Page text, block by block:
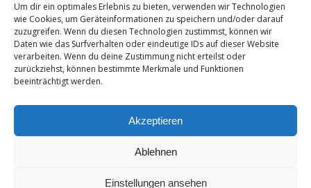
Um dir ein optimales Erlebnis zu bieten, verwenden wir Technologien
wie Cookies, um Geräteinformationen zu speichern und/oder darauf
zuzugreifen. Wenn du diesen Technologien zustimmst, können wir
Daten wie das Surfverhalten oder eindeutige IDs auf dieser Website
verarbeiten. Wenn du deine Zustimmung nicht erteilst oder
zurückziehst, können bestimmte Merkmale und Funktionen
beeinträchtigt werden.
Akzeptieren
Ablehnen
Einstellungen ansehen
Es ist Zeit für einen
sozialen Neustart in
NRW
Städte
Wirtschaftswachstu
m...